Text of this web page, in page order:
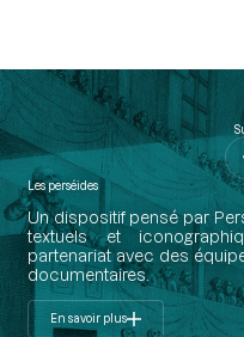
Les perséides
Un dispositif pensé par
textuels et
partenariat avec des
documentaires.
En savoir plus